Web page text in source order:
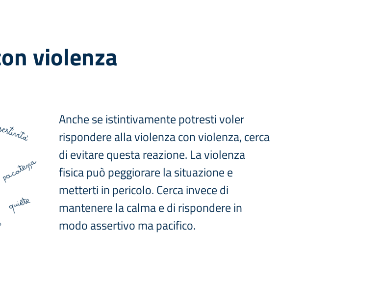
violenza
Anche se istintivamente potresti voler
rispondere alla violenza con violenza, cerca
di evitare questa reazione. La violenza
fisica può peggiorare la situazione e
metterti in pericolo. Cerca invece di
mantenere la calma e di rispondere in
modo assertivo ma pacifico.